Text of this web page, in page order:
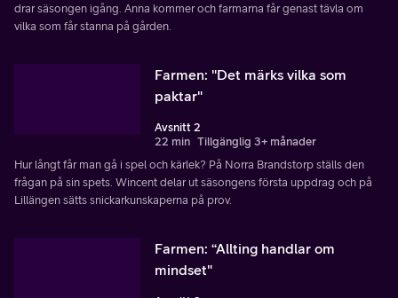
drar säsongen igång. Anna kommer och farmarna får genast tävla om
vilka som får stanna på gården.
Farmen: "Det märks vilka som
paktar"
Avsnitt 2
22 min Tillgänglig 3+ månader
Hur långt får man gå i spel och kärlek? På Norra Brandstorp ställs den
frågan på sin spets. Wincent delar ut säsongens första uppdrag och på
Lillängen sätts snickarkunskaperna på prov.
Farmen: “Allting handlar om
mindset"